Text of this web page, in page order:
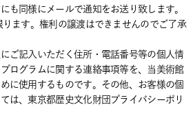
も同様にメールで通知をお送り致します。
ます。権利の譲渡はできませんのでご了承
ご記入いただく住所・電話番号等の個人情
ログラムに関する連絡事項等を、当美術館
に使用するものです。その他、お客様の個
は、東京都歴史文化財団プライバシーポリ